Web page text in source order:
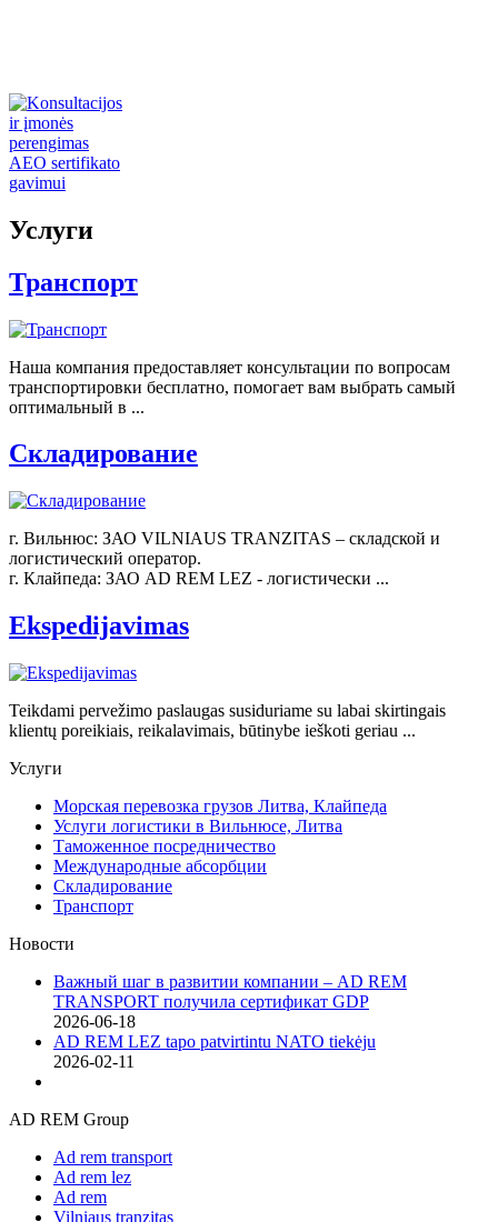
Услуги
Транспорт
Наша компания предоставляет консультации по вопросам
транспортировки бесплатно, помогает вам выбрать самый
оптимальный в ...
Складирование
г. Вильнюс: ЗАО VILNIAUS TRANZITAS – складской и
логистический оператор.
г. Клайпеда: ЗАО AD REM LEZ - логистически ...
Ekspedijavimas
Teikdami pervežimo paslaugas susiduriame su labai skirtingais
klientų poreikiais, reikalavimais, būtinybe ieškoti geriau ...
Услуги
Морская перевозка грузов Литва, Клайпеда
Услуги логистики в Вильнюсе, Литва
Таможенное посредничество
Международные абсорбции
Складирование
Транспорт
Новости
Важный шаг в развитии компании – AD REM
TRANSPORT получила сертификат GDP
2026-06-18
AD REM LEZ tapo patvirtintu NATO tiekėju
2026-02-11
AD REM Group
Ad rem transport
Ad rem lez
Ad rem
Vilniaus tranzitas